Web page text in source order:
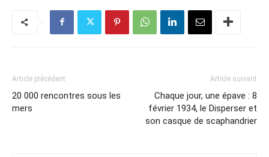
Article précédent
20 000 rencontres sous les
mers
Article suivant
Chaque jour, une épave : 8
février 1934, le Disperser et
son casque de scaphandrier